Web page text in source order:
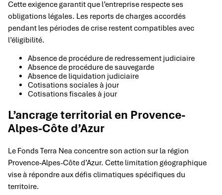
Cette exigence garantit que l’entreprise respecte ses
obligations légales. Les reports de charges accordés
pendant les périodes de crise restent compatibles avec
l’éligibilité.
Absence de procédure de redressement judiciaire
Absence de procédure de sauvegarde
Absence de liquidation judiciaire
Cotisations sociales à jour
Cotisations fiscales à jour
L’ancrage territorial en Provence-
Alpes-Côte d’Azur
Le Fonds Terra Nea concentre son action sur la région
Provence-Alpes-Côte d’Azur. Cette limitation géographique
vise à répondre aux défis climatiques spécifiques du
territoire.